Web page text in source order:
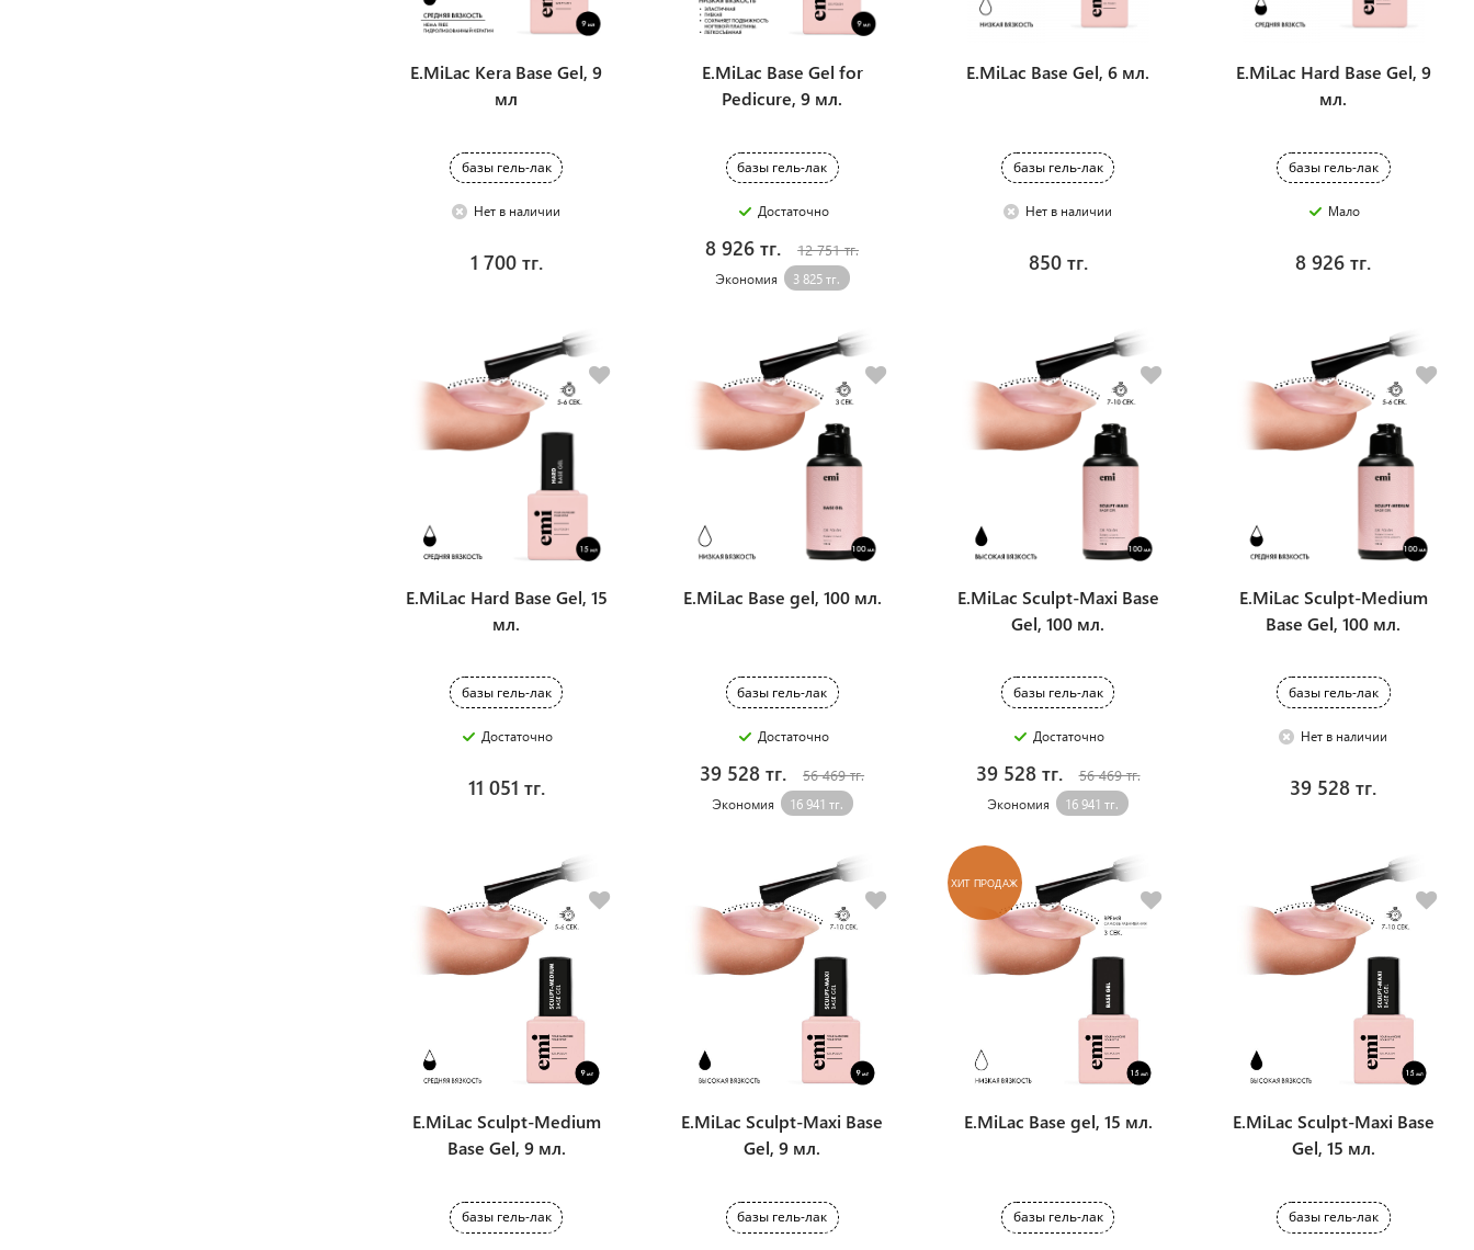
E.MiLac Kera Base Gel, 9
мл
базы гель-лак
Нет в наличии
1 700 тг.
E.MiLac Base Gel for
Pedicure, 9 мл.
базы гель-лак
Достаточно
8 926 тг. 12 751 тг.
Экономия 3 825 тг.
E.MiLac Base Gel, 6 мл.
базы гель-лак
Нет в наличии
850 тг.
E.MiLac Hard Base Gel, 9
мл.
базы гель-лак
Мало
8 926 тг.
E.MiLac Hard Base Gel, 15
мл.
базы гель-лак
Достаточно
11 051 тг.
E.MiLac Base gel, 100 мл.
базы гель-лак
Достаточно
39 528 тг. 56 469 тг.
Экономия 16 941 тг.
E.MiLac Sculpt-Maxi Base
Gel, 100 мл.
базы гель-лак
Достаточно
39 528 тг. 56 469 тг.
Экономия 16 941 тг.
E.MiLac Sculpt-Medium
Base Gel, 100 мл.
базы гель-лак
Нет в наличии
39 528 тг.
E.MiLac Sculpt-Medium
Base Gel, 9 мл.
базы гель-лак
E.MiLac Sculpt-Maxi Base
Gel, 9 мл.
базы гель-лак
ХИТ ПРОДАЖ
E.MiLac Base gel, 15 мл.
базы гель-лак
E.MiLac Sculpt-Maxi Base
Gel, 15 мл.
базы гель-лак